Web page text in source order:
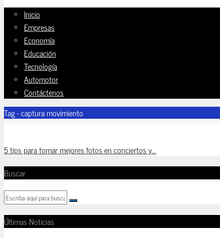
Inicio
Empresas
Economía
Educación
Tecnología
Automotor
Contáctenos
Tag - captura movimiento
5 tips para tomar mejores fotos en conciertos y...
Buscar
Últimas Noticias